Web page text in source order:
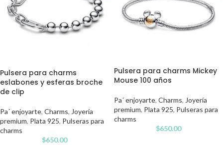
Pulsera para charms
eslabones y esferas broche
de clip
Pa´ enjoyarte, Charms, Joyería
premium, Plata 925, Pulseras para
charms
$650.00
Pulsera para charms Mickey
Mouse 100 años
Pa´ enjoyarte, Charms, Joyería
premium, Plata 925, Pulseras para
charms
$650.00